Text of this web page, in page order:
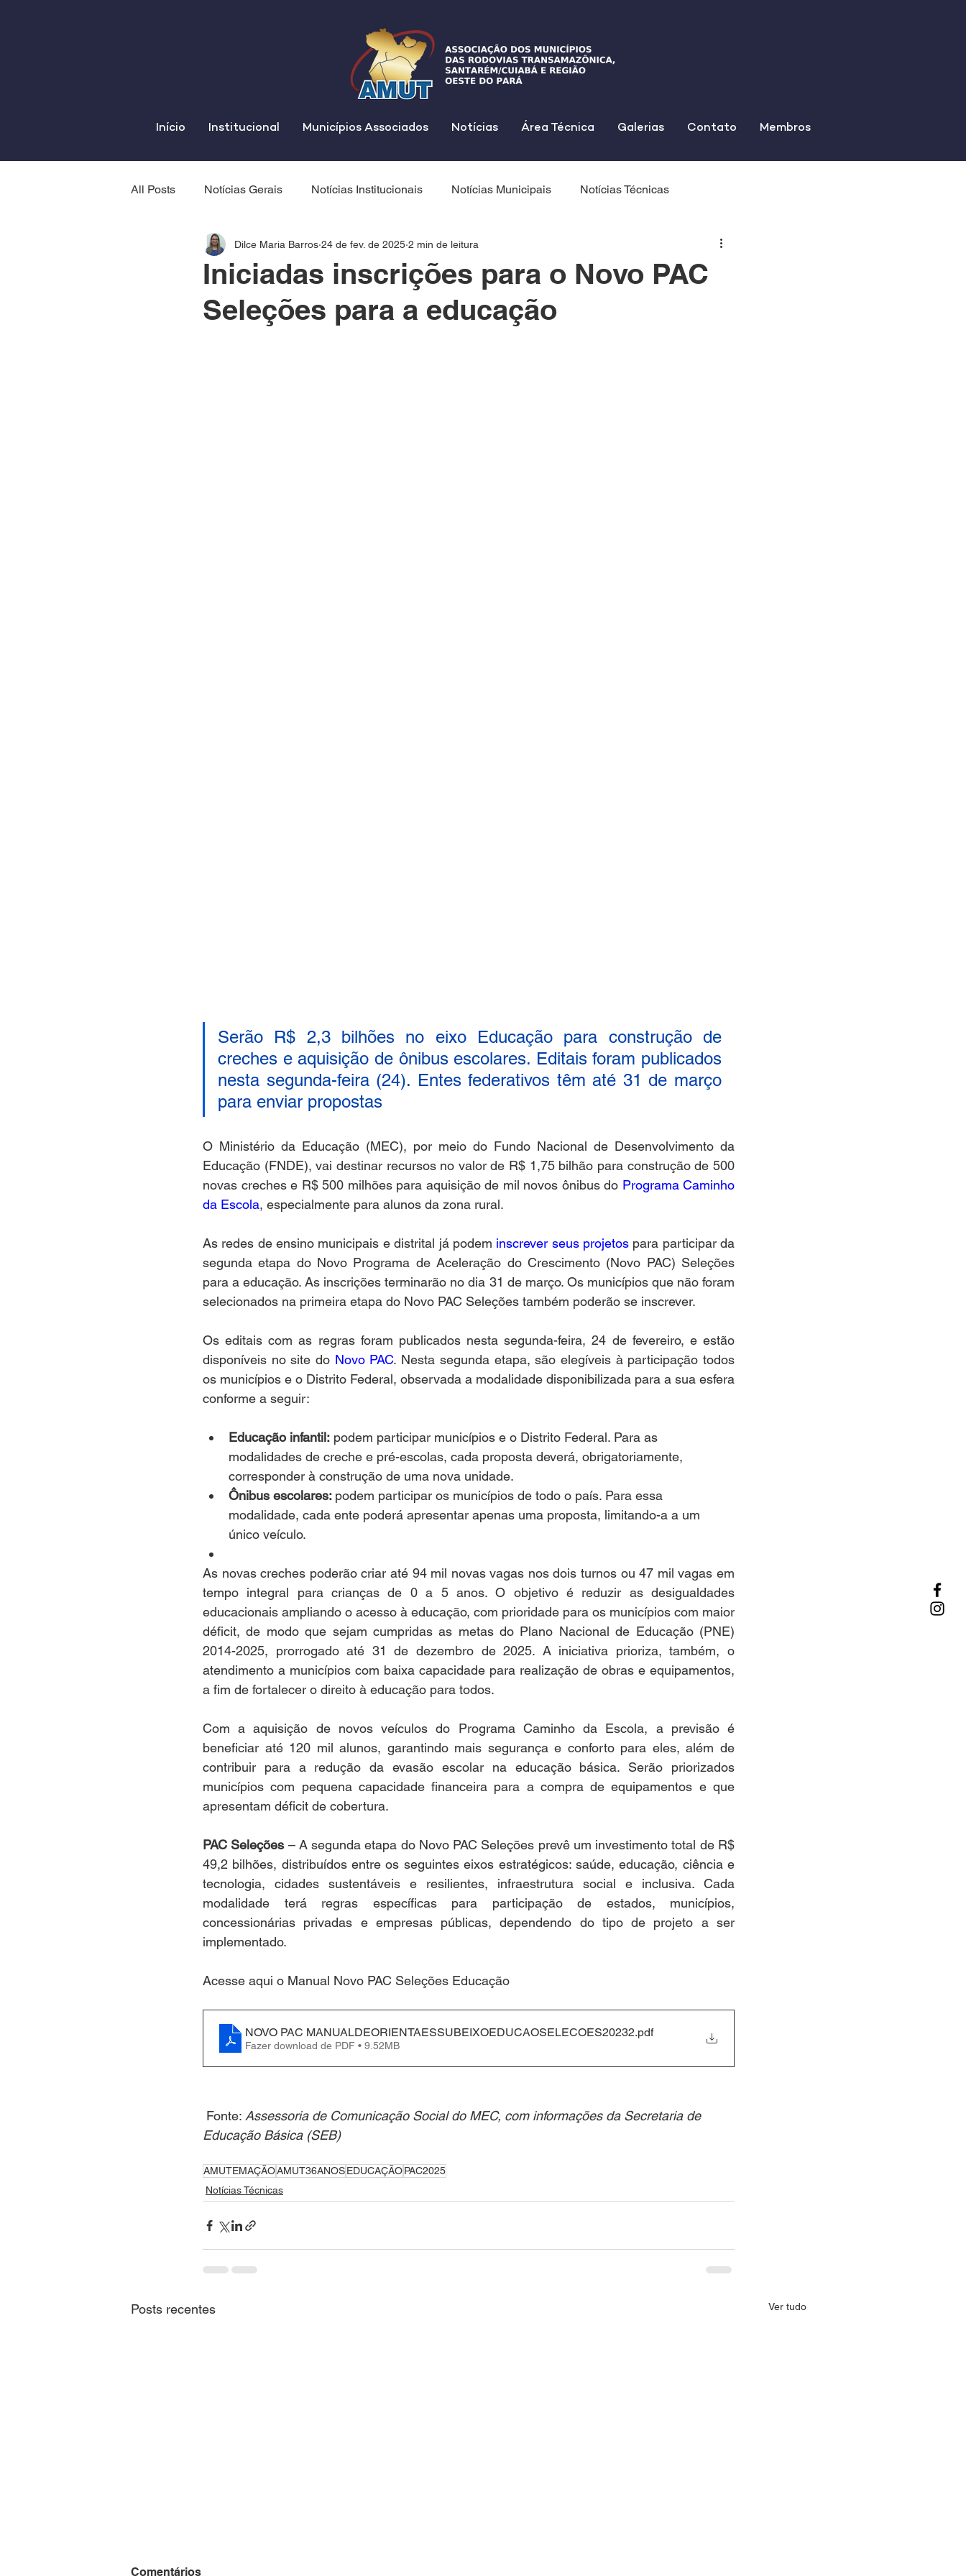
Início Institucional Municípios Associados Notícias Área Técnica Galerias Contato Membros
All Posts Notícias Gerais Notícias Institucionais Notícias Municipais Notícias Técnicas
Iniciadas inscrições para o Novo PAC
Seleções para a educação
Dilce Maria Barros 24 de fev. de 2025 2 min de leitura
Serão R$ 2,3 bilhões no eixo Educação para construção de
creches e aquisição de ônibus escolares. Editais foram publicados
nesta segunda-feira (24). Entes federativos têm até 31 de março
para enviar propostas
O Ministério da Educação (MEC), por meio do Fundo Nacional de Desenvolvimento da
Educação (FNDE), vai destinar recursos no valor de R$ 1,75 bilhão para construção de 500
novas creches e R$ 500 milhões para aquisição de mil novos ônibus do Programa Caminho
da Escola, especialmente para alunos da zona rural.
As redes de ensino municipais e distrital já podem inscrever seus projetos para participar da
segunda etapa do Novo Programa de Aceleração do Crescimento (Novo PAC) Seleções
para a educação. As inscrições terminarão no dia 31 de março. Os municípios que não foram
selecionados na primeira etapa do Novo PAC Seleções também poderão se inscrever.
Os editais com as regras foram publicados nesta segunda-feira, 24 de fevereiro, e estão
disponíveis no site do Novo PAC. Nesta segunda etapa, são elegíveis à participação todos
os municípios e o Distrito Federal, observada a modalidade disponibilizada para a sua esfera
conforme a seguir:
Educação infantil: podem participar municípios e o Distrito Federal. Para as
modalidades de creche e pré-escolas, cada proposta deverá, obrigatoriamente,
corresponder à construção de uma nova unidade.
Ônibus escolares: podem participar os municípios de todo o país. Para essa
modalidade, cada ente poderá apresentar apenas uma proposta, limitando-a a um
único veículo.
As novas creches poderão criar até 94 mil novas vagas nos dois turnos ou 47 mil vagas em
tempo integral para crianças de 0 a 5 anos. O objetivo é reduzir as desigualdades
educacionais ampliando o acesso à educação, com prioridade para os municípios com maior
déficit, de modo que sejam cumpridas as metas do Plano Nacional de Educação (PNE)
2014-2025, prorrogado até 31 de dezembro de 2025. A iniciativa prioriza, também, o
atendimento a municípios com baixa capacidade para realização de obras e equipamentos,
a fim de fortalecer o direito à educação para todos.
Com a aquisição de novos veículos do Programa Caminho da Escola, a previsão é
beneficiar até 120 mil alunos, garantindo mais segurança e conforto para eles, além de
contribuir para a redução da evasão escolar na educação básica. Serão priorizados
municípios com pequena capacidade financeira para a compra de equipamentos e que
apresentam déficit de cobertura.
PAC Seleções – A segunda etapa do Novo PAC Seleções prevê um investimento total de R$
49,2 bilhões, distribuídos entre os seguintes eixos estratégicos: saúde, educação, ciência e
tecnologia, cidades sustentáveis e resilientes, infraestrutura social e inclusiva. Cada
modalidade terá regras específicas para participação de estados, municípios,
concessionárias privadas e empresas públicas, dependendo do tipo de projeto a ser
implementado.
Acesse aqui o Manual Novo PAC Seleções Educação
NOVO PAC MANUALDEORIENTAESSUBEIXOEDUCAOSELECOES20232.pdf
Fazer download de PDF • 9.52MB
Fonte: Assessoria de Comunicação Social do MEC, com informações da Secretaria de
Educação Básica (SEB)
AMUTEMAÇÃOAMUT36ANOSEDUCAÇÃOPAC2025
Notícias Técnicas
Posts recentes Ver tudo
CNM alerta sobre
Comentários